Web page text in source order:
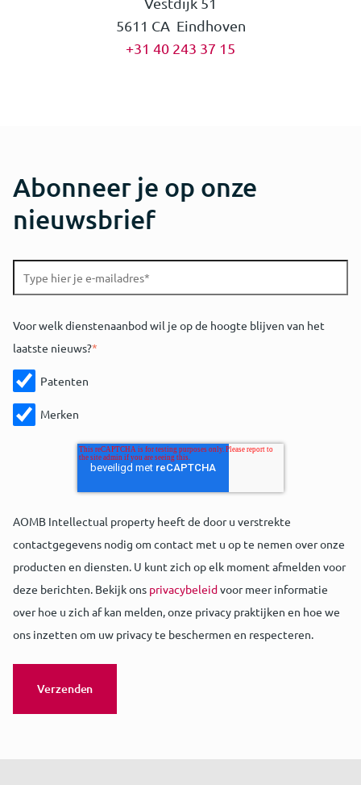
5611 CA Eindhoven
+31 40 243 37 15
Abonneer je op onze
nieuwsbrief
Voor welk dienstenaanbod wil je op de hoogte blijven van het
laatste nieuws?*
Patenten
Merken
AOMB Intellectual property heeft de door u verstrekte
contactgegevens nodig om contact met u op te nemen over onze
producten en diensten. U kunt zich op elk moment afmelden voor
deze berichten. Bekijk ons privacybeleidvoor meer informatie
over hoe u zich af kan melden, onze privacy praktijken en hoe we
ons inzetten om uw privacy te beschermen en respecteren.